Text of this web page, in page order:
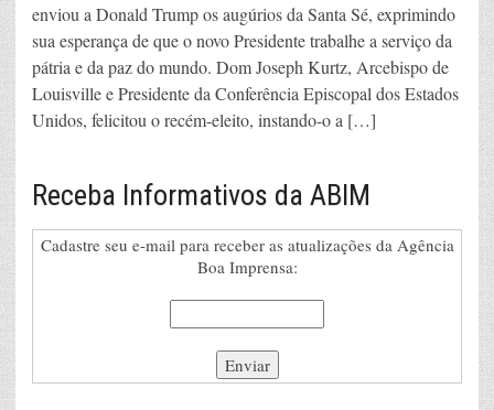
enviou a Donald Trump os augúrios da Santa Sé, exprimindo
sua esperança de que o novo Presidente trabalhe a serviço da
pátria e da paz do mundo. Dom Joseph Kurtz, Arcebispo de
Louisville e Presidente da Conferência Episcopal dos Estados
Unidos, felicitou o recém-eleito, instando-o a […]
Receba Informativos da ABIM
Cadastre seu e-mail para receber as atualizações da Agência
Boa Imprensa: